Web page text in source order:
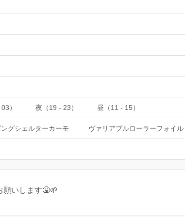
） 夜（19 - 23） 昼（11 - 15）
グシェルターカーモ ヴァリアブルローラーフォイル
いします🤮🌱